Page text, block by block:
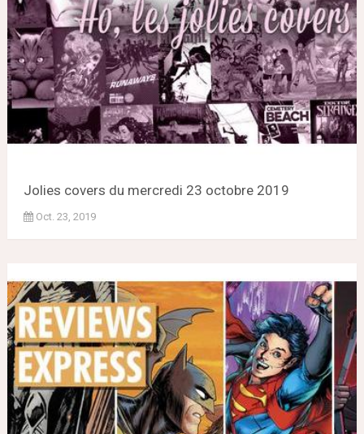
Jolies covers du mercredi 23 octobre 2019
Oct. 23, 2019